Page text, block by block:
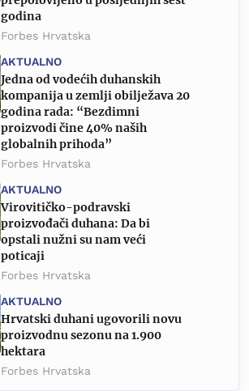
godina
Forbes Hrvatska
AKTUALNO
Jedna od vodećih duhanskih
kompanija u zemlji obilježava 20
godina rada: “Bezdimni
proizvodi čine 40% naših
globalnih prihoda”
Forbes Hrvatska
AKTUALNO
Virovitičko-podravski
proizvođači duhana: Da bi
opstali nužni su nam veći
poticaji
Forbes Hrvatska
AKTUALNO
Hrvatski duhani ugovorili novu
proizvodnu sezonu na 1.900
hektara
Forbes Hrvatska